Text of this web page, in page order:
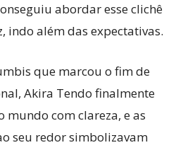
abordar esse clichê
indo além das expectativas.
que marcou o fim de
Akira Tendo finalmente
mundo com clareza, e as
seu redor simbolizavam